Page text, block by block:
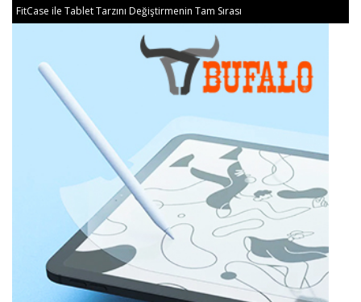
FitCase ile Tablet Tarzını Değiştirmenin Tam Sırası